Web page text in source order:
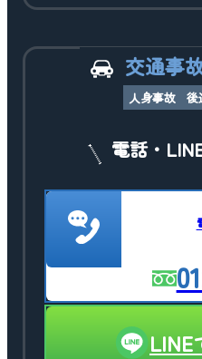
交通事
人身事故 後
電話・
LINE